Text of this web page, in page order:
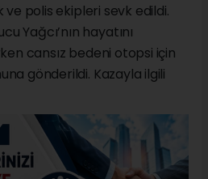
ve polis ekipleri sevk edildi.
Yağcı’nın hayatını
cansız bedeni otopsi için
gönderildi. Kazayla ilgili